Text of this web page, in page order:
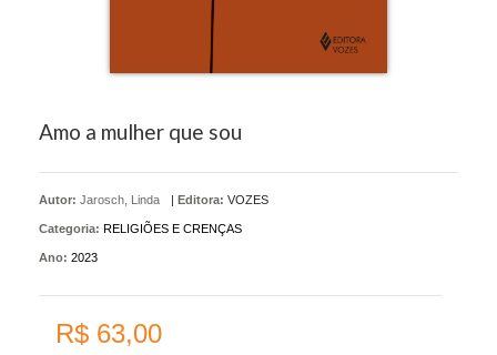
Amo a mulher que sou
Autor: Jarosch, Linda | Editora: VOZES
Categoria: RELIGIÕES E CRENÇAS
Ano: 2023
R$ 63,00